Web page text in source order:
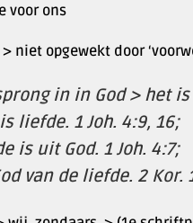
voor ons
> niet opgewekt door
in in God > het
liefde. 1 Joh. 4:9, 16;
is uit God. 1 Joh. 4:7;
van de liefde. 2 Kor.